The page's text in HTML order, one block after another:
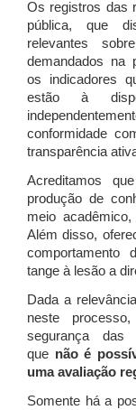
Os registros das
pública, que
relevantes
demandados na
os indicadores
estão à
conformidade
transparência
Acreditamos
produção de
meio
Além disso,
comportamento
tange à lesão a
Dada a
neste
segurança das
que não é
uma avaliação
Somente há a